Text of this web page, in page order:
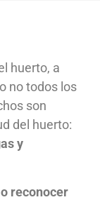
huerto, a
no todos los
son
del huerto:
y
reconocer